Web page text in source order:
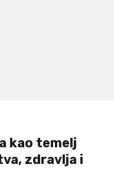
kao temelj
zdravlja i